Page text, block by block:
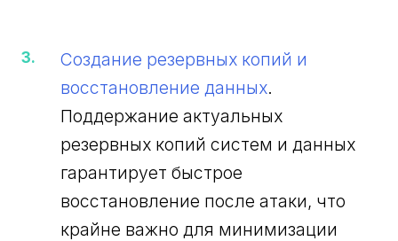
Создание резервных копий и
восстановление данных.
Поддержание актуальных
резервных копий систем и данных
гарантирует быстрое
восстановление после атаки, что
крайне важно для минимизации